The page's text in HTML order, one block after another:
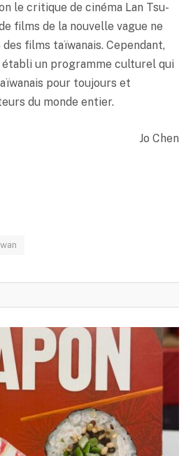
le critique de cinéma Lan Tsu-
films de la nouvelle vague ne
films taïwanais. Cependant,
un programme culturel qui
pour toujours et
du monde entier.
Jo Chen